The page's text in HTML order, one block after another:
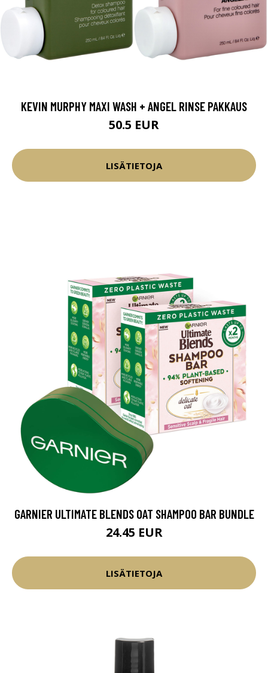
KEVIN MURPHY MAXI WASH + ANGEL RINSE PAKKAUS
50.5 EUR
LISÄTIETOJA
GARNIER ULTIMATE BLENDS OAT SHAMPOO BAR BUNDLE
24.45 EUR
LISÄTIETOJA